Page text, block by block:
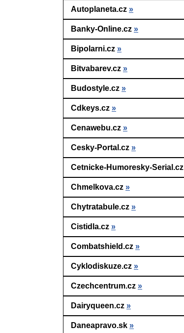
Autoplaneta.cz »
Banky-Online.cz »
Bipolarni.cz »
Bitvabarev.cz »
Budostyle.cz »
Cdkeys.cz »
Cenawebu.cz »
Cesky-Portal.cz »
Cetnicke-Humoresky-Serial.cz
Chmelkova.cz »
Chytratabule.cz »
Cistidla.cz »
Combatshield.cz »
Cyklodiskuze.cz »
Czechcentrum.cz »
Dairyqueen.cz »
Daneapravo.sk »